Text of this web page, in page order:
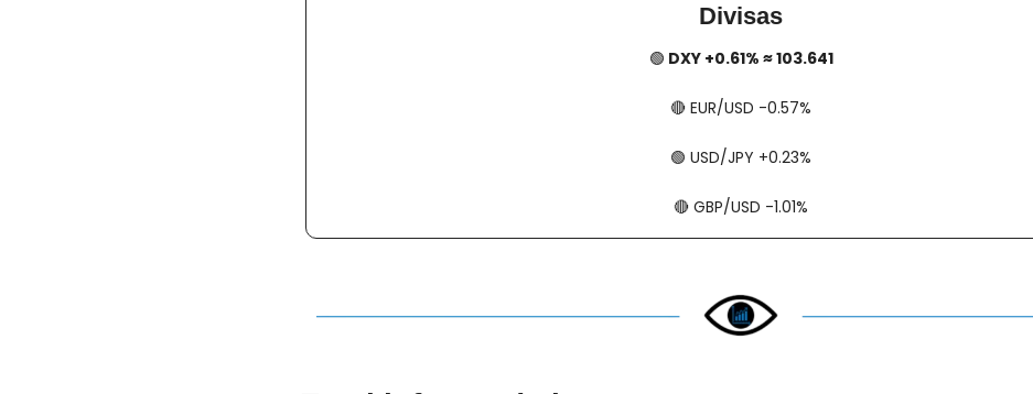
Divisas
🟢 DXY +0.61% ≈ 103.641
🔴 ​​​​ EUR/USD -0.57%
🟢 ​​​​ USD/JPY +0.23%
🔴 ​​​​ GBP/USD -1.01%